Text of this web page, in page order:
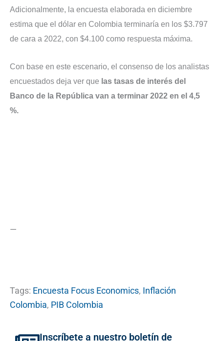
Adicionalmente, la encuesta elaborada en diciembre
estima que el dólar en Colombia terminaría en los $3.797
de cara a 2022, con $4.100 como respuesta máxima.
Con base en este escenario, el consenso de los analistas
encuestados deja ver que las tasas de interés del
Banco de la República van a terminar 2022 en el 4,5
%.
—
Tags: Encuesta Focus Economics, Inflación
Colombia, PIB Colombia
Inscríbete a nuestro boletín de